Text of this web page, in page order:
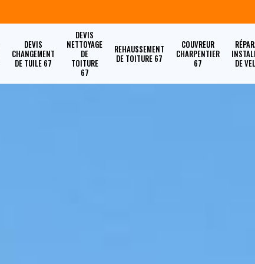
DEVIS
CHANGEMENT
DE TUILE 67
DEVIS
NETTOYAGE
DE
TOITURE
67
REHAUSSEMENT
DE TOITURE 67
COUVREUR
CHARPENTIER
67
DE